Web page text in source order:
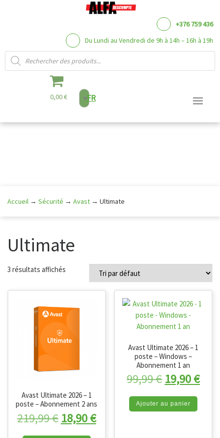
contenu
+376 759 436
Du Lundi au Vendredi de 9h à 14h – 16h à 19h
Recherche de produits
0,00 € FR
Accueil → Sécurité → Avast → Ultimate
Ultimate
3 résultats affichés
Avast Ultimate 2026 – 1
poste – Abonnement 2 ans
219,99€ Le prix initial était : 219,99 €.
18,90€Le prix actuel est : 18,90
Avast Ultimate 2026 – 1
poste – Windows –
Abonnement 1 an
99,99€ Le prix
19,90€Le
Ajouter au panier